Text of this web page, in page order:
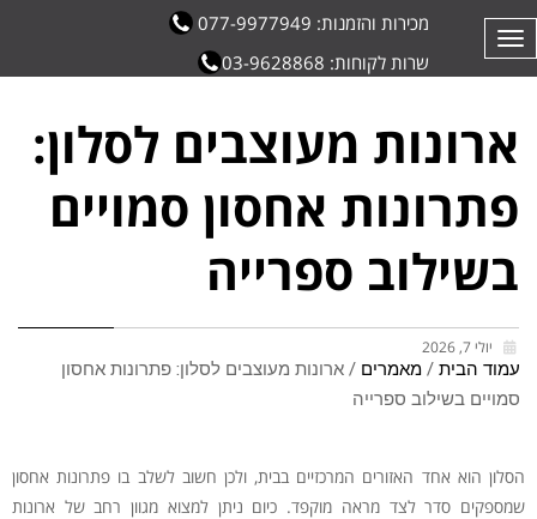
מכירות והזמנות: 077-9977949
שרות לקוחות: 03-9628868
תפריט
ארונות מעוצבים לסלון:
פתרונות אחסון סמויים
בשילוב ספרייה
יולי 7, 2026
עמוד הבית /מאמרים / ארונות מעוצבים לסלון: פתרונות אחסון
סמויים בשילוב ספרייה
הסלון הוא אחד האזורים המרכזיים בבית, ולכן חשוב לשלב בו פתרונות אחסון
שמספקים סדר לצד מראה מוקפד. כיום ניתן למצוא מגוון רחב של ארונות